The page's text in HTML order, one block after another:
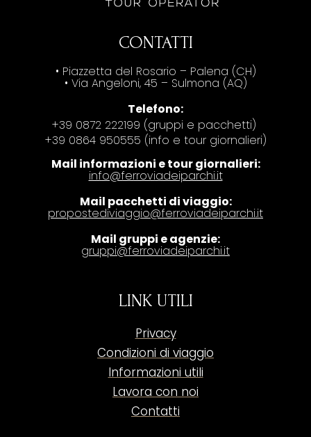
CONTATTI
• Piazzetta del Rosario – Palena (CH)
• Via Angeloni, 45 – Sulmona (AQ)
Telefono:
+39 0872 222199 (gruppi e pacchetti)
+39 0864 950555 (info e tour giornalieri)
Mail informazioni e tour giornalieri:
info@ferroviadeiparchi.it
Mail pacchetti di viaggio:
propostediviaggio@ferroviadeiparchi.it
Mail gruppi e agenzie:
gruppi@ferroviadeiparchi.it
LINK UTILI
Privacy
Condizioni di viaggio
Informazioni utili
Lavora con noi
Contatti